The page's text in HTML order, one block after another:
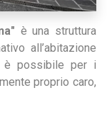
è una struttura
all’abitazione
è possibile per i
proprio caro,